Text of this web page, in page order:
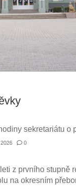
sekretariátu o
0
z prvního stupně
na okresním